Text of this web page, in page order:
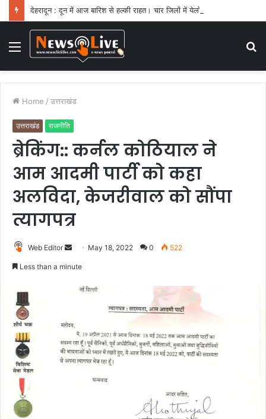
देहरादून : दून में आज बारिश से हल्की राहत। चार जिलों में येलो अलर्ट
Menu
Home / उत्तराखंड
उत्तराखंड राजनीति
ब्रेकिंग:: कर्नल कोठियाल ने
आम आदमी पार्टी को कहा
अलविदा, केजरीवाल को सौंपा
त्यागपत्र
Web Editor
m
a
May 18, 2022 0 522
Less than a minute